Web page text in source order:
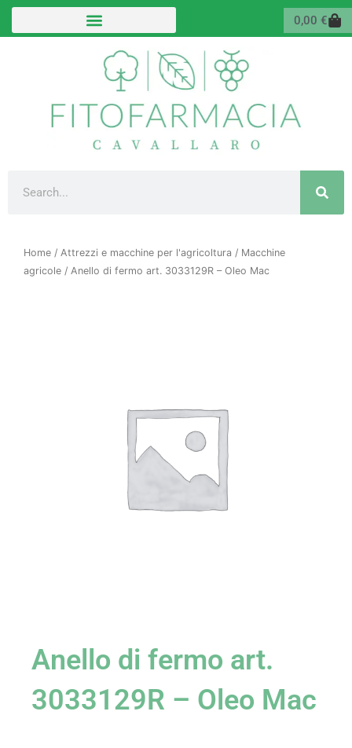
Vai
0,00 €
Home / Attrezzi e macchine per l'agricoltura / Macchine
agricole / Anello di fermo art. 3033129R – Oleo Mac
Anello di fermo art.
3033129R – Oleo Mac